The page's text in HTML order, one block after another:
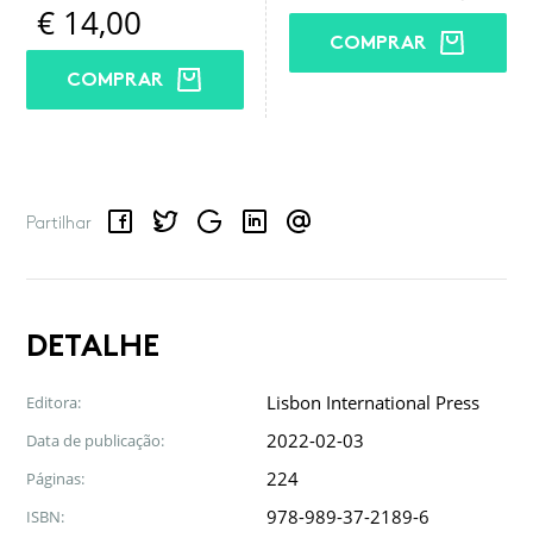
€ 14,00
COMPRAR
COMPRAR
Partilhar
FacebookTwitterGoogle LinkedInEmail
DETALHE
Editora: Lisbon International Press
Data de publicação: 2022-02-03
Páginas: 224
ISBN: 978-989-37-2189-6